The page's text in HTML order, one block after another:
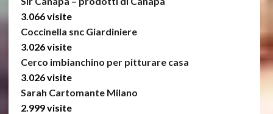
3.066 visite
Coccinella snc Giardiniere
3.026 visite
Cerco imbianchino per pitturare casa
3.026 visite
Sarah Cartomante Milano
2.999 visite